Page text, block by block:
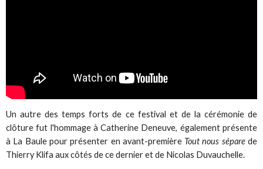
Un autre des temps forts de ce festival et de la cérémonie de
clôture fut l'hommage à Catherine Deneuve, également présente
à La Baule pour présenter en avant-première Tout nous séparede
Thierry Klifa aux côtés de ce dernier et de Nicolas Duvauchelle.